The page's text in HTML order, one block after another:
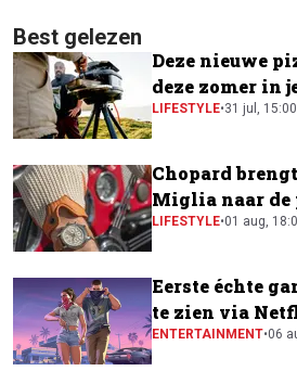
Best gelezen
Deze nieuwe
deze zomer in
LIFESTYLE•31 jul, 15:00
Chopard
Miglia naar de
horloge
LIFESTYLE•01 aug,
Eerste échte
te zien via
ENTERTAINMENT•06